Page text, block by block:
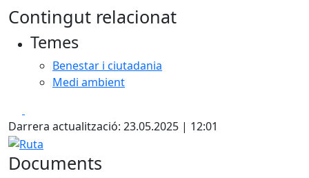
Contingut relacionat
Temes
Benestar i ciutadania
Medi ambient
Darrera actualització: 23.05.2025 | 12:01
Ruta
Documents